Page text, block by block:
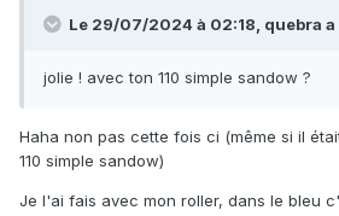
Le 29/07/2024 à 02:18, quebra a
jolie ! avec ton 110 simple sandow ?
Haha non pas cette fois ci (même si il
110 simple sandow)
Je l'ai fais avec mon roller, dans le bleu